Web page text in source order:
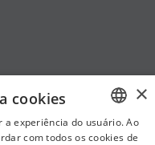
PORTUGUESE
×
cookies
a experiência do usuário. Ao
com todos os cookies de